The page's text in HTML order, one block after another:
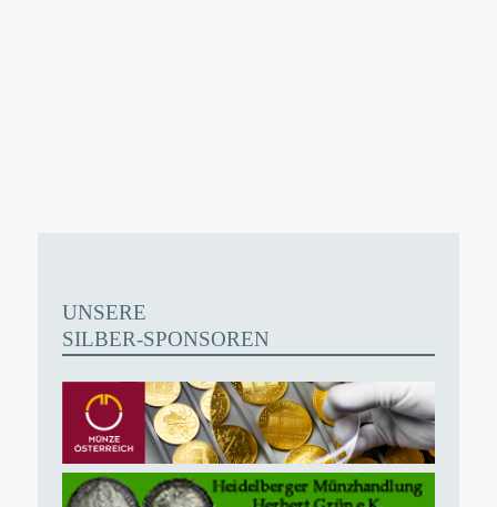
UNSERE
SILBER-SPONSOREN